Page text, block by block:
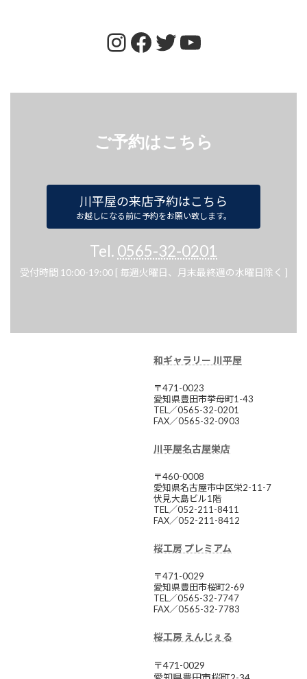
Instagram
Facebook
Twitter
YouTube
ご予約はこちら
川平屋の来店予約はこちら
お越しになる前に予約をお願い致します。
Tel. 0565-32-0201
受付時間 10:00-19:00 [ 毎週火曜日、月末最終週の水曜日除く ]
和ギャラリー 川平屋
〒471-0023
愛知県豊田市挙母町1-43
TEL／0565-32-0201
FAX／0565-32-0903
川平屋名古屋栄店
〒460-0008
愛知県名古屋市中区栄2-11-7
伏見大島ビル1階
TEL／052-211-8411
FAX／052-211-8412
桜工房 プレミアム
〒471-0029
愛知県豊田市桜町2-69
TEL／0565-32-7747
FAX／0565-32-7783
桜工房 えんじぇる
〒471-0029